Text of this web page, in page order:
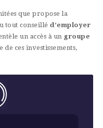
que propose la
tout conseillé d’employer
un accès à un groupe
de ces investissements,